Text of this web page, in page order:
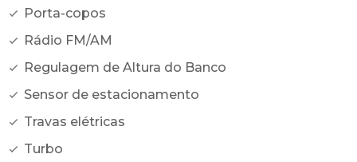
Porta-copos
Rádio FM/AM
Regulagem de Altura do Banco
Sensor de estacionamento
Travas elétricas
Turbo